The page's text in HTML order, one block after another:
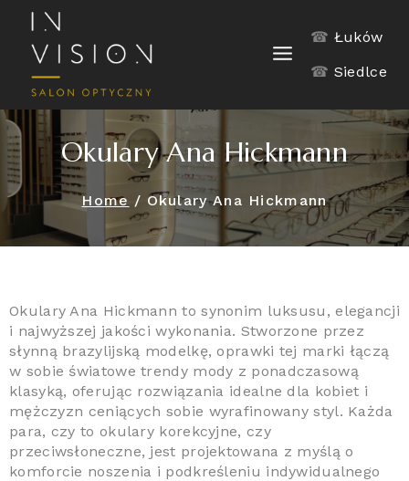
☎ Łuków
☎ Siedlce
Okulary Ana Hickmann
Home / Okulary Ana Hickmann
Okulary Ana Hickmann to synonim luksusu, elegancji
i najwyższej jakości wykonania. Stworzone przez
słynną brazylijską modelkę, oprawki tej marki łączą
w sobie światowe trendy mody z ponadczasową
klasyką, oferując rozwiązania idealne dla kobiet i
mężczyzn ceniących sobie wyrafinowany styl. Każda
para, czy to okulary korekcyjne, czy
przeciwsłoneczne, jest projektowana z myślą o
komforcie noszenia i podkreśleniu indywidualnego